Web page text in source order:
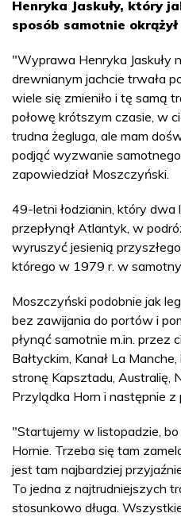
Henryka Jaskuły, który
sposób samotnie
"Wyprawa Henryka Jaskuły
drewnianym jachcie trwała
wiele się zmieniło i tę samą
połowę krótszym czasie, w
trudna żegluga, ale mam
podjąć wyzwanie
zapowiedział Moszczyński.
49-letni łodzianin, który dwa
przepłynął Atlantyk, w
wyruszyć jesienią
którego w 1979 r. w samotny
Moszczyński podobnie jak
bez zawijania do portów i
płynąć samotnie m.in. przez
Bałtyckim, Kanał La
stronę Kapsztadu, Australię,
Przylądka Horn i następnie z
"Startujemy w listopadzie,
Hornie. Trzeba się tam
jest tam najbardziej
To jedna z najtrudniejszych
stosunkowo długa.